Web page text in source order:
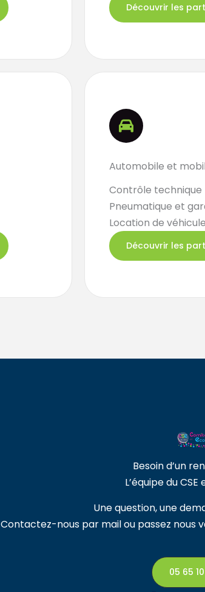
Découvrir les
Automobile et
Contrôle technique
Pneumatique et
Location de
Découvrir les
Besoin d’un
L’équipe du
Une question, une
Contactez-nous par mail ou passez nous
05 65